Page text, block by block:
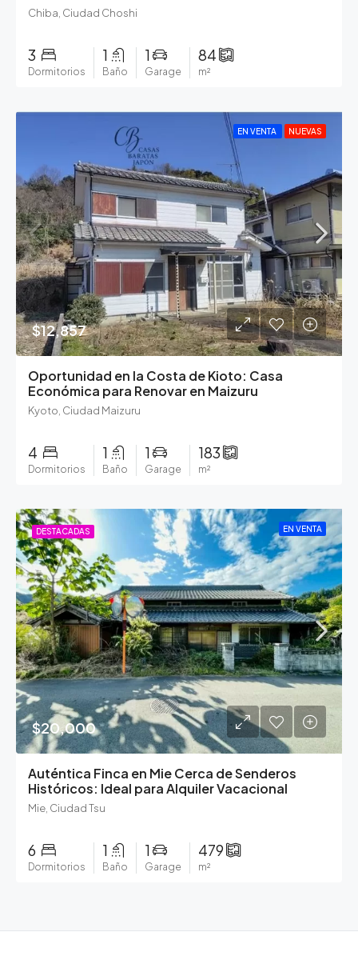
Chiba, Ciudad Choshi
3
Dormitorios
1
Baño
1
Garage
84
m²
EN VENTA NUEVAS
$12,857
Oportunidad en la Costa de Kioto: Casa
Económica para Renovar en Maizuru
Kyoto, Ciudad Maizuru
4
Dormitorios
1
Baño
1
Garage
183
m²
DESTACADAS EN VENTA
$20,000
Auténtica Finca en Mie Cerca de Senderos
Históricos: Ideal para Alquiler Vacacional
Mie, Ciudad Tsu
6
Dormitorios
1
Baño
1
Garage
479
m²